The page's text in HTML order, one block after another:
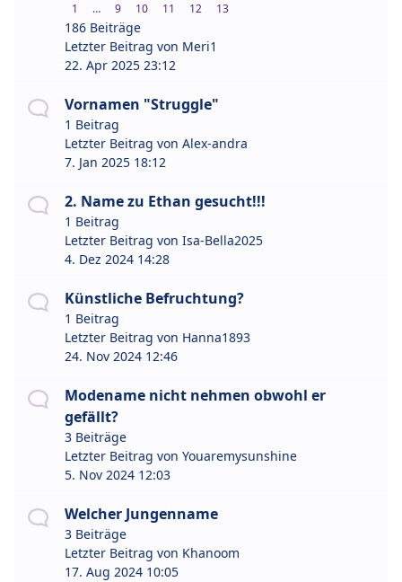
1 … 9 10 11 12 13
186 Beiträge
Letzter Beitrag von Meri1
22. Apr 2025 23:12
Vornamen "Struggle"
1 Beitrag
Letzter Beitrag von Alex-andra
7. Jan 2025 18:12
2. Name zu Ethan gesucht!!!
1 Beitrag
Letzter Beitrag von Isa-Bella2025
4. Dez 2024 14:28
Künstliche Befruchtung?
1 Beitrag
Letzter Beitrag von Hanna1893
24. Nov 2024 12:46
Modename nicht nehmen obwohl er
gefällt?
3 Beiträge
Letzter Beitrag von Youaremysunshine
5. Nov 2024 12:03
Welcher Jungenname
3 Beiträge
Letzter Beitrag von Khanoom
17. Aug 2024 10:05